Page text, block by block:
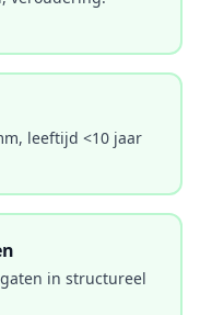
leeftijd <10 jaar
in structureel